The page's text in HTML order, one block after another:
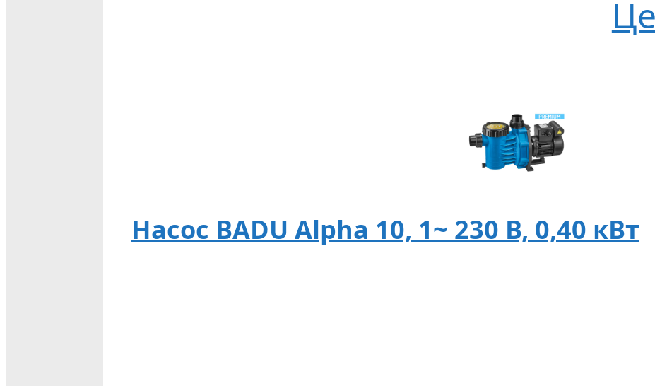
Насос BADU Alpha 10, 1~ 230 В, 0,40 кВт